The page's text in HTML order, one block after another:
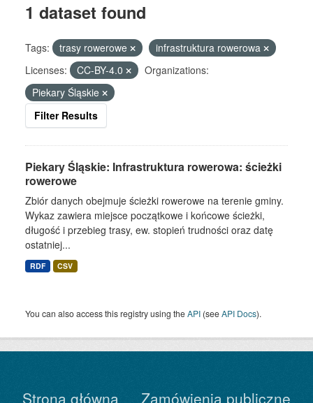
1 dataset found
Tags: trasy rowerowe
infrastruktura rowerowa
Licenses:
CC-BY-4.0
Organizations:
Piekary Śląskie
Filter Results
Piekary Śląskie: Infrastruktura rowerowa: ścieżki
rowerowe
Zbiór danych obejmuje ścieżki rowerowe na terenie gminy.
Wykaz zawiera miejsce początkowe i końcowe ścieżki,
długość i przebieg trasy, ew. stopień trudności oraz datę
ostatniej...
RDF CSV
You can also access this registry using theAPI (seeAPI Docs).
Strona główna Zamówienia publiczne